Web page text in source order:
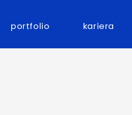
portfolio kariera